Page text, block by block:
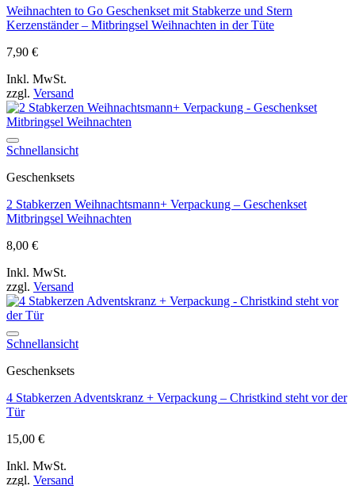
Weihnachten to Go Geschenkset mit Stabkerze und Stern
Kerzenständer – Mitbringsel Weihnachten in der Tüte
7,90 €
Inkl. MwSt.
zzgl. Versand
Schnellansicht
Geschenksets
2 Stabkerzen Weihnachtsmann+ Verpackung – Geschenkset
Mitbringsel Weihnachten
8,00 €
Inkl. MwSt.
zzgl. Versand
Schnellansicht
Geschenksets
4 Stabkerzen Adventskranz + Verpackung – Christkind steht vor der
Tür
15,00 €
Inkl. MwSt.
zzgl. Versand